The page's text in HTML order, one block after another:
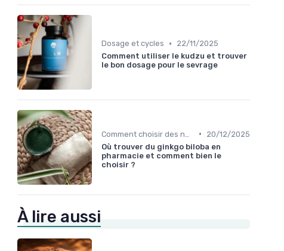
Dosage et cycles •
22/11/2025
Comment utiliser le kudzu et trouver
le bon dosage pour le sevrage
•
20/12/2025
Où trouver du ginkgo biloba en
pharmacie et comment bien le
choisir ?
À lire aussi